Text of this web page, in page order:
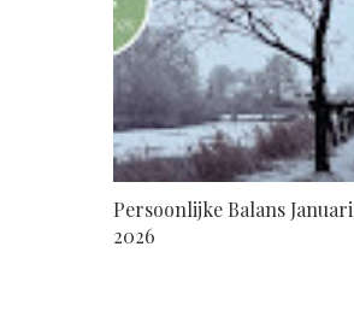
Persoonlijke Balans Januari
2026